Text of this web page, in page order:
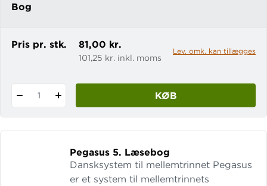
Bog
Pris pr. stk. 81,00 kr.
101,25 kr. inkl. moms
Lev. omk. kan tillægges
1 KØB
Pegasus 5. Læsebog
Dansksystem til mellemtrinnet Pegasus
er et system til mellemtrinnets